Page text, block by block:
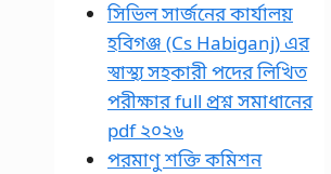
সিভিল সার্জনের কার্যালয়
হবিগঞ্জ (Cs Habiganj) এর
স্বাস্থ্য সহকারী পদের লিখিত
পরীক্ষার full প্রশ্ন সমাধানের
pdf ২০২৬
পরমাণু শক্তি কমিশন